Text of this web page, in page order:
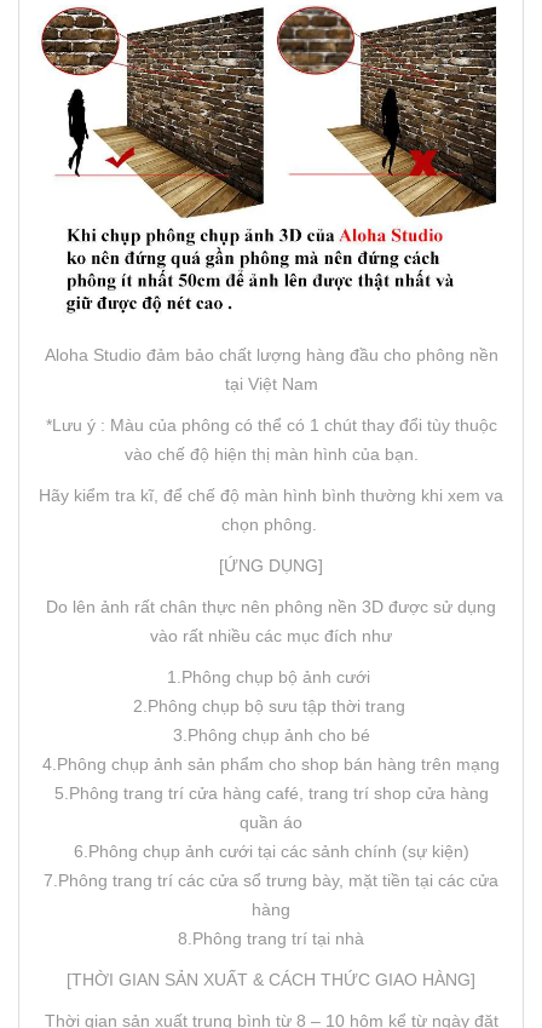
Aloha Studio đảm bảo chất lượng hàng đầu cho phông nền
tại Việt Nam
*Lưu ý : Màu của phông có thể có 1 chút thay đổi tùy thuộc
vào chế độ hiện thị màn hình của bạn.
Hãy kiểm tra kĩ, để chế độ màn hình bình thường khi xem va
chọn phông.
[ỨNG DỤNG]
Do lên ảnh rất chân thực nên phông nền 3D được sử dụng
vào rất nhiều các mục đích như
1.Phông chụp bộ ảnh cưới
2.Phông chụp bộ sưu tập thời trang
3.Phông chụp ảnh cho bé
4.Phông chụp ảnh sản phẩm cho shop bán hàng trên mạng
5.Phông trang trí cửa hàng café, trang trí shop cửa hàng
quần áo
6.Phông chụp ảnh cưới tại các sảnh chính (sự kiện)
7.Phông trang trí các cửa sổ trưng bày, mặt tiền tại các cửa
hàng
8.Phông trang trí tại nhà
[THỜI GIAN SẢN XUẤT & CÁCH THỨC GIAO HÀNG]
Thời gian sản xuất trung bình từ 8 – 10 hôm kể từ ngày đặt